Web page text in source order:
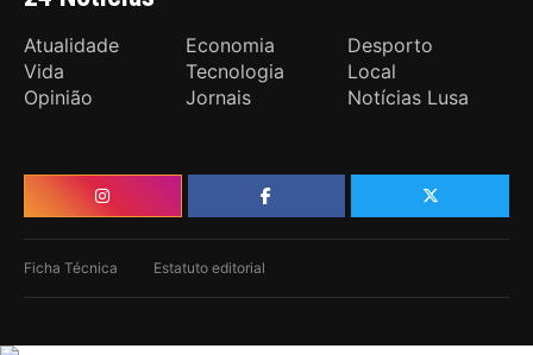
Atualidade Economia
Desporto
Vida
Tecnologia
Local
Opinião
Jornais Notícias Lusa
Ficha Técnica Estatuto editorial